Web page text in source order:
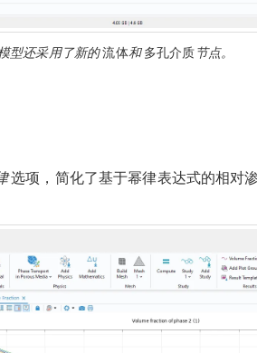
型还采用了新的流体和多孔介质节点。
选项，简化了基于幂律表达式的相对